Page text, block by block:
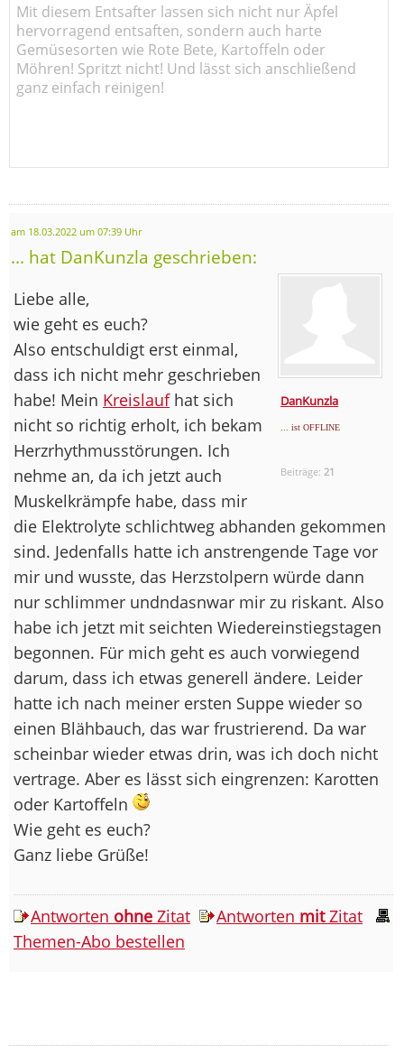
Mit diesem Entsafter lassen sich nicht nur Äpfel
hervorragend entsaften, sondern auch harte
Gemüsesorten wie Rote Bete, Kartoffeln oder
Möhren! Spritzt nicht! Und lässt sich anschließend
ganz einfach reinigen!
am 18.03.2022 um 07:39 Uhr
... hat DanKunzla geschrieben:
DanKunzla
... ist OFFLINE
Beiträge: 21
Liebe alle,
wie geht es euch?
Also entschuldigt erst einmal,
dass ich nicht mehr geschrieben
habe! Mein Kreislaufhat sich
nicht so richtig erholt, ich bekam
Herzrhythmusstörungen. Ich
nehme an, da ich jetzt auch
Muskelkrämpfe habe, dass mir
die Elektrolyte schlichtweg abhanden gekommen
sind. Jedenfalls hatte ich anstrengende Tage vor
mir und wusste, das Herzstolpern würde dann
nur schlimmer undndasnwar mir zu riskant. Also
habe ich jetzt mit seichten Wiedereinstiegstagen
begonnen. Für mich geht es auch vorwiegend
darum, dass ich etwas generell ändere. Leider
hatte ich nach meiner ersten Suppe wieder so
einen Blähbauch, das war frustrierend. Da war
scheinbar wieder etwas drin, was ich doch nicht
vertrage. Aber es lässt sich eingrenzen: Karotten
oder Kartoffeln
Wie geht es euch?
Ganz liebe Grüße!
Antworten ohne Zitat Antworten mitZitat
Themen-Abo bestellen